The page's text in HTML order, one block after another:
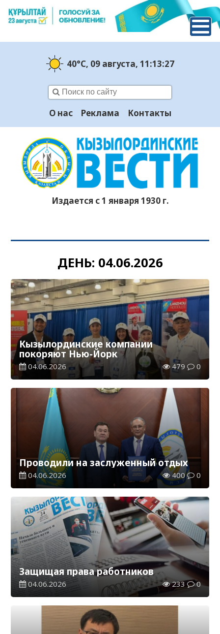
40°C, 09 августа, 11:13:28
О нас Реклама Контакты
Издается с 1 января 1930 г.
ДЕНЬ: 04.06.2026
Кызылординские компании
покоряют Нью-Йорк
04.06.2026 479 0
Проводили на заслуженный отдых
04.06.2026 400 0
Защищая права работников
04.06.2026 233 0